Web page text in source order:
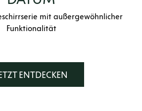
mit außergewöhnlicher
Funktionalität
ENTDECKEN